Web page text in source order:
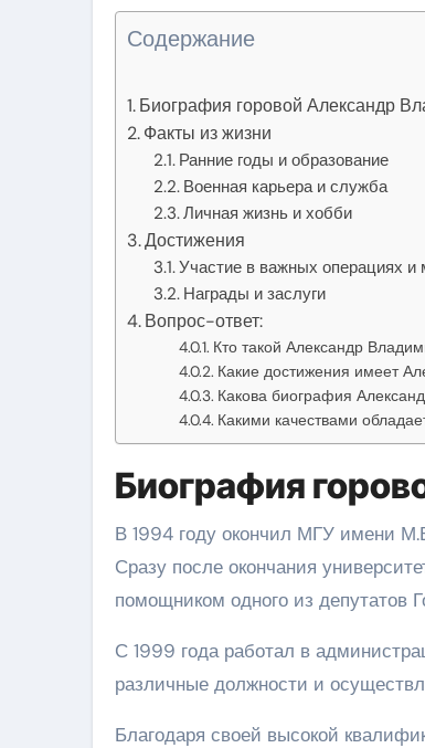
Содержание
Биография горовой Александр
Факты из жизни
Ранние годы и образование
Военная карьера и служба
Личная жизнь и хобби
Достижения
Участие в важных операциях и
Награды и заслуги
Вопрос-ответ:
Кто такой Александр
Какие достижения имеет
Какова биография
Какими качествами
Биография
В 1994 году окончил МГУ имени
Сразу после окончания
помощником одного из депутатов
С 1999 года работал в
различные должности и
Благодаря своей высокой